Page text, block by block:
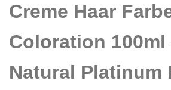
Creme Haar
Coloration 100ml
Natural Platinum